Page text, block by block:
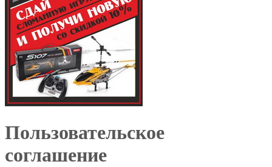
Пользовательское
соглашение